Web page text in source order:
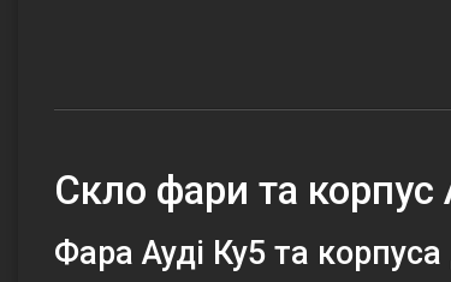
Cкло фари та корпус
Фара Ауді Ку5 та